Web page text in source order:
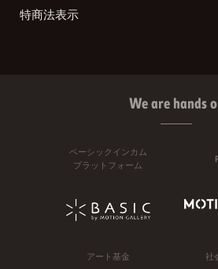
特商法表示
We are hands
ベーシックインカム
プラットフォーム
アート基金 社